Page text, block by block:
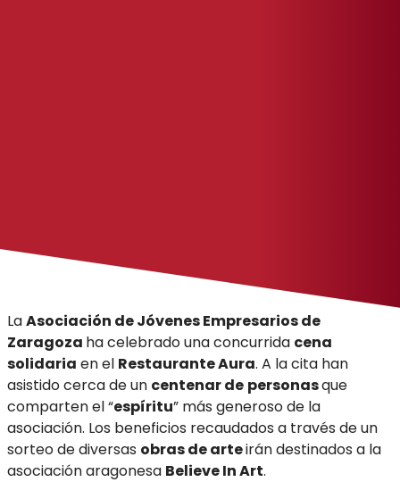
LaAsociación de Jóvenes Empresarios de
Zaragoza ha celebrado una concurrida cena
solidaria en el Restaurante Aura. A la cita han
asistido cerca de un centenar de personasque
comparten el “espíritu” más generoso de la
asociación. Los beneficios recaudados a través de un
sorteo de diversas obras de arteirán destinados a la
asociación aragonesa Believe In Art.